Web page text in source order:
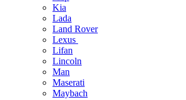
Kia
Lada
Land Rover
Lexus
Lifan
Lincoln
Man
Maserati
Maybach